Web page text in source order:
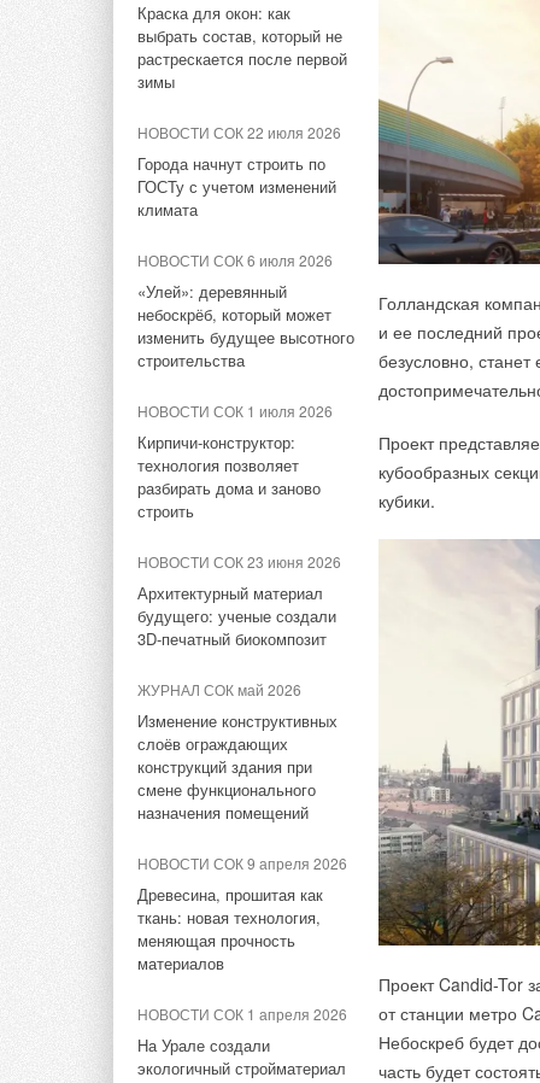
Краска для окон: как
выбрать состав, который не
растрескается после первой
зимы
НОВОСТИ СОК 22 июля 2026
Города начнут строить по
ГОСТу с учетом изменений
климата
НОВОСТИ СОК 6 июля 2026
«Улей»: деревянный
небоскрёб, который может
изменить будущее высотного
строительства
НОВОСТИ СОК 1 июля 2026
Кирпичи-конструктор:
технология позволяет
разбирать дома и заново
строить
НОВОСТИ СОК 23 июня 2026
Архитектурный материал
будущего: ученые создали
3D-печатный биокомпозит
ЖУРНАЛ СОК май 2026
Изменение конструктивных
слоёв ограждающих
конструкций здания при
смене функционального
назначения помещений
НОВОСТИ СОК 9 апреля 2026
Древесина, прошитая как
ткань: новая технология,
меняющая прочность
материалов
НОВОСТИ СОК 1 апреля 2026
На Урале создали
экологичный стройматериал
Голландская
и ее последний
безусловно,
Проект
кубообразных
кубики.
Проект Candid-Tor
от станции метро
Небоскреб будет
часть будет
НОВОСТИ СОК 17 июля 2026
Новая редакция СП
60.13330.2020
Установлен порядок
восстановления паспортов
трубопроводной арматуры
ВИЭ оказались эффективнее
налогов и госрасходов в
снижении выбросов CO₂
Китай установил новые
стандарты
энергопотребления и
эффективности для
солнечной индустрии
Минэкономразвития вводит
статус «технологических
лидеров»
НОВОСТИ СОК 6 июля 2026
Гибридная энергосистема
поможет Кубе сократить
выбросы на две трети
НОВОСТИ СОК 3 июля 2026
обнаружили почти 20 млрд
тонн органического углерода
НОВОСТИ СОК 2 июля 2026
В России вступил в силу
многоквартирных домов
Приоритетным в
году станет
направлений
и закон о
утилизацию
законодательной
с судна на судно
законных
сообщает пресс-
« Всего в 2021
уровнях. Мы
направленных на
экологической
законы должны
Виктория
Абрамченко
и бизнеса в деле
в сферу их
продукции и
объектам. Теперь
от обязанности
напомнила, что уже
обязательному
промышленных
По мнению
качество воздуха
что принимаемые
ситуации, но и
и ведения бизнеса.
выбросов